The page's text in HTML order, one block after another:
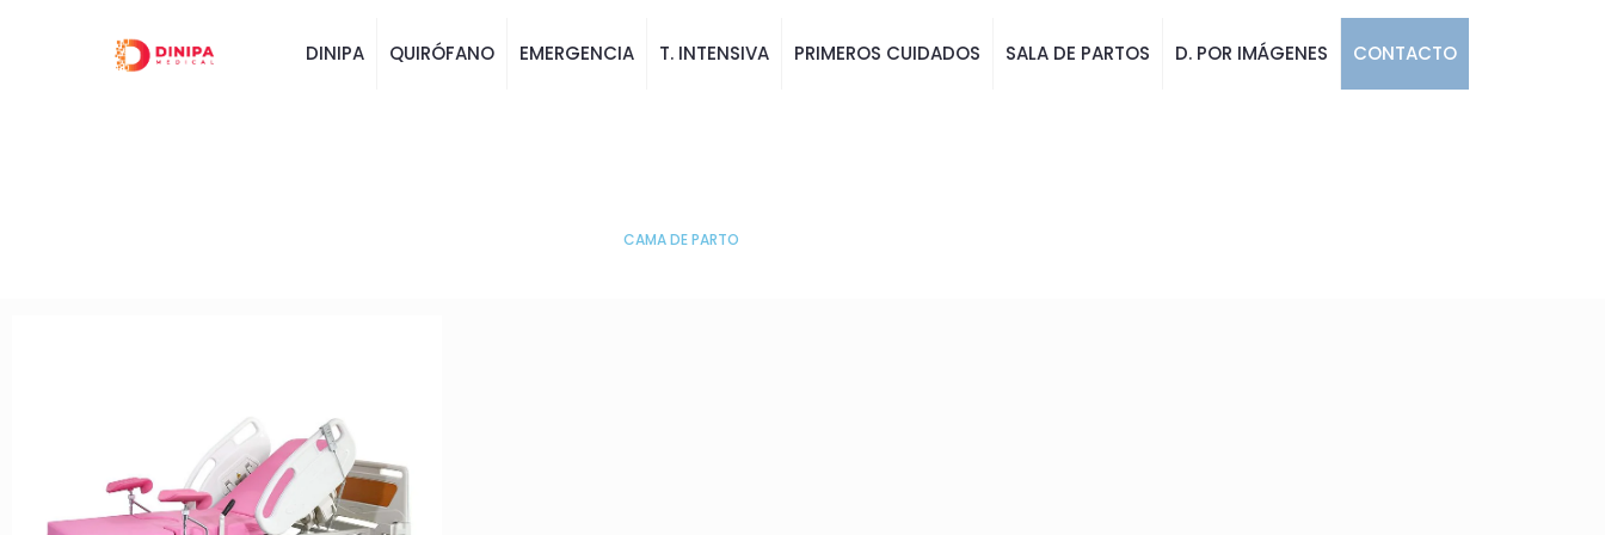
DINIPA QUIRÓFANO EMERGENCIA T. INTENSIVA PRIMEROS CUIDADOS SALA DE PARTOS D. POR IMÁGENES CONTACTO
CAMA DE PARTO